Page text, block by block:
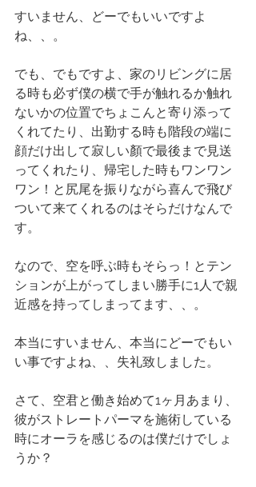
すいません、どーでもいいですよ
ね、、。
でも、でもですよ、家のリビングに居
る時も必ず僕の横で手が触れるか触れ
ないかの位置でちょこんと寄り添って
くれてたり、出勤する時も階段の端に
顔だけ出して寂しい顏で最後まで見送
ってくれたり、帰宅した時もワンワン
ワン！と尻尾を振りながら喜んで飛び
ついて来てくれるのはそらだけなんで
す。
なので、空を呼ぶ時もそらっ！とテン
ションが上がってしまい勝手に1人で親
近感を持ってしまってます、、。
本当にすいません、本当にどーでもい
い事ですよね、、失礼致しました。
さて、空君と働き始めて1ヶ月あまり、
彼がストレートパーマを施術している
時にオーラを感じるのは僕だけでしょ
うか？